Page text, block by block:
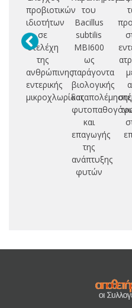
προβιοτικών
ιδιοτήτων
σε
στελέχη
της
ανθρώπινης
εντερικής
μικροχλωρίδας
του
Bacillus
subtilis
MBI600
ως
παράγοντα
βιολογικής
καταπολέμησης
και
επαγωγής
της
ανάπτυξης
φυτών